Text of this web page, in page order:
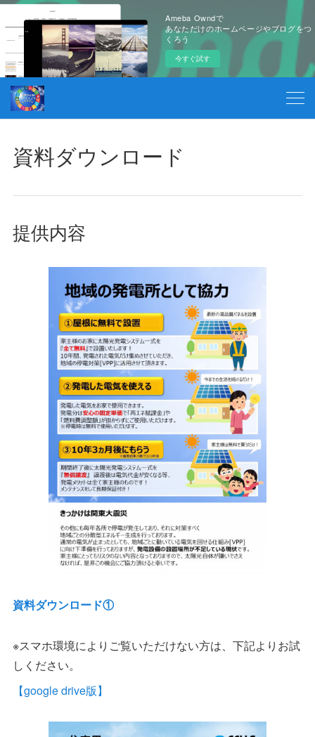
Ameba Owndで
あなただけのホームページやブログをつ
くろう
今すぐ試す
資料ダウンロード
提供内容
資料ダウンロード①
※スマホ環境によりご覧いただけない方は、下記よりお試
しください。
【google drive版】